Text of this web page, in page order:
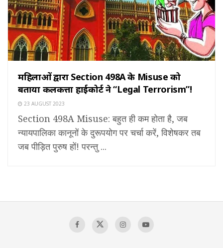
महिलाओं द्वारा Section 498A के Misuse को
बताया कलकत्ता हाईकोर्ट ने “Legal Terrorism”!
23 AUGUST 2023
Section 498A Misuse: बहुत ही कम होता है, जब
न्यायपालिका कानूनों के दुरूपयोग पर चर्चा करें, विशेषकर तब
जब पीड़ित पुरुष हों! परन्तु ...